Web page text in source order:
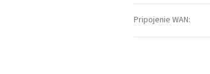
Pripojenie WAN: